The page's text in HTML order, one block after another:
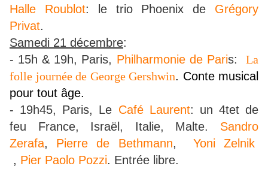
Halle Roublot: le trio Phoenix de Grégory
Privat.
Samedi 21 décembre:
- 15h & 19h, Paris, Philharmonie de Paris:
La
folle journée de George Gershwin. Conte musical
pour tout âge.
- 19h45, Paris, Le Café Laurent: un 4tet de
feu France, Israël, Italie, Malte. Sandro
Zerafa, Pierre de Bethmann, Yoni Zelnik
, Pier Paolo Pozzi. Entrée libre.